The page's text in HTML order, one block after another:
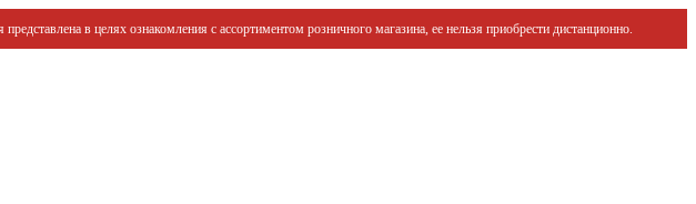
в целях ознакомления с ассортиментом розничного магазина, ее нельзя приобрести дистанционно.